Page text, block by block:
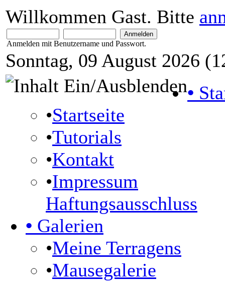
Willkommen Gast. Bitte
Anmelden mit Benutzername und Passwort.
Sonntag, 09 August 2026
•
•Startseite
•Tutorials
•Kontakt
•Impressum
Haftungsausschluss
• Galerien
•Meine Terragens
•Mausegalerie